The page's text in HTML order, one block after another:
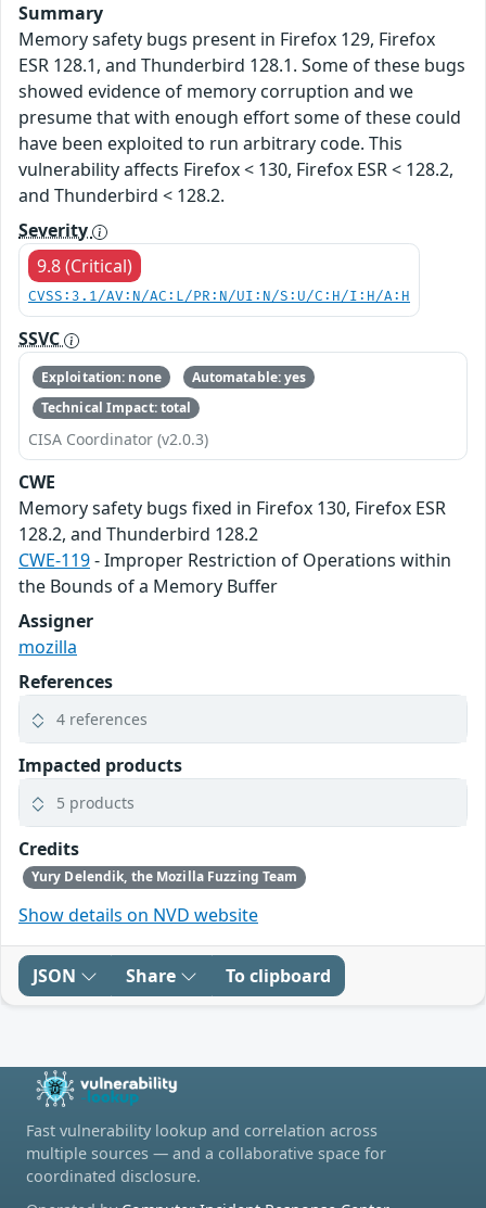
Summary
Memory safety bugs present in Firefox 129, Firefox
ESR 128.1, and Thunderbird 128.1. Some of these bugs
showed evidence of memory corruption and we
presume that with enough effort some of these could
have been exploited to run arbitrary code. This
vulnerability affects Firefox < 130, Firefox ESR < 128.2,
and Thunderbird < 128.2.
Severity
9.8 (Critical)
CVSS:3.1/AV:N/AC:L/PR:N/UI:N/S:U/C:H/I:H/A:H
SSVC
Exploitation: none
Automatable: yes
Technical Impact: total
CISA Coordinator (v2.0.3)
CWE
Memory safety bugs fixed in Firefox 130, Firefox ESR
128.2, and Thunderbird 128.2
CWE-119- Improper Restriction of Operations within
the Bounds of a Memory Buffer
Assigner
mozilla
References
4 references
Impacted products
5 products
Credits
Yury Delendik, the Mozilla Fuzzing Team
Show details on NVD website
JSON Share To clipboard
Fast vulnerability lookup and correlation across
multiple sources — and a collaborative space for
coordinated disclosure.